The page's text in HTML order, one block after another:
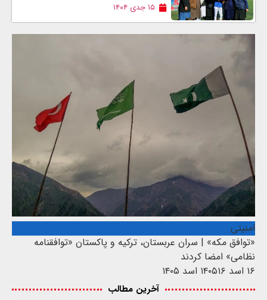
۱۵ جدی ۱۴۰۴
امنیتی
«توافق مکه» | سران عربستان، ترکیه و پاکستان «توافقنامه
نظامی» امضا کردند
۱۶ اسد ۱۴۰۵
۱۶ اسد ۱۴۰۵
آخرین مطالب